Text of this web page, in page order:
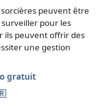
peuvent être
pour les
ils peuvent offrir des
une gestion